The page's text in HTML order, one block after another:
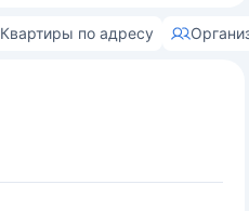
Квартиры по адресу